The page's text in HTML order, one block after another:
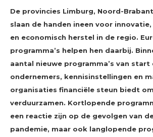
De provincies Limburg, Noord-
slaan de handen ineen voor
en economisch herstel in de regio.
programma’s helpen hen daarbij.
aantal nieuwe programma’s van start
ondernemers, kennisinstellingen en
organisaties financiële steun biedt
verduurzamen. Kortlopende
een reactie zijn op de gevolgen van de
pandemie, maar ook langlopende